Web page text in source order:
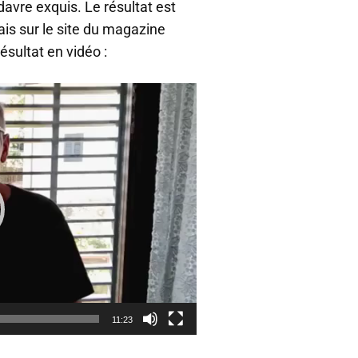
exquis. Le résultat est
sur le site du magazine
en vidéo :
11:23